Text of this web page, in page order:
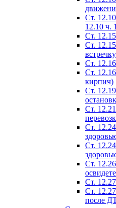
Ст.
12.10 ч.
Ст.
Ст.
Ст.
Ст.
кирпич)
Ст.
Ст.
Ст.
Ст.
Ст.
Ст.
Ст.
после